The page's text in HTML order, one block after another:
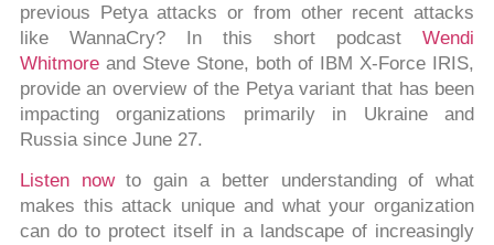
previous Petya attacks or from other recent attacks
like WannaCry? In this short podcastWendi
Whitmoreand Steve Stone, both of IBM X-Force IRIS,
provide an overview of the Petya variant that has been
impacting organizations primarily in Ukraine and
Russia since June 27.
Listen nowto gain a better understanding of what
makes this attack unique and what your organization
can do to protect itself in a landscape of increasingly